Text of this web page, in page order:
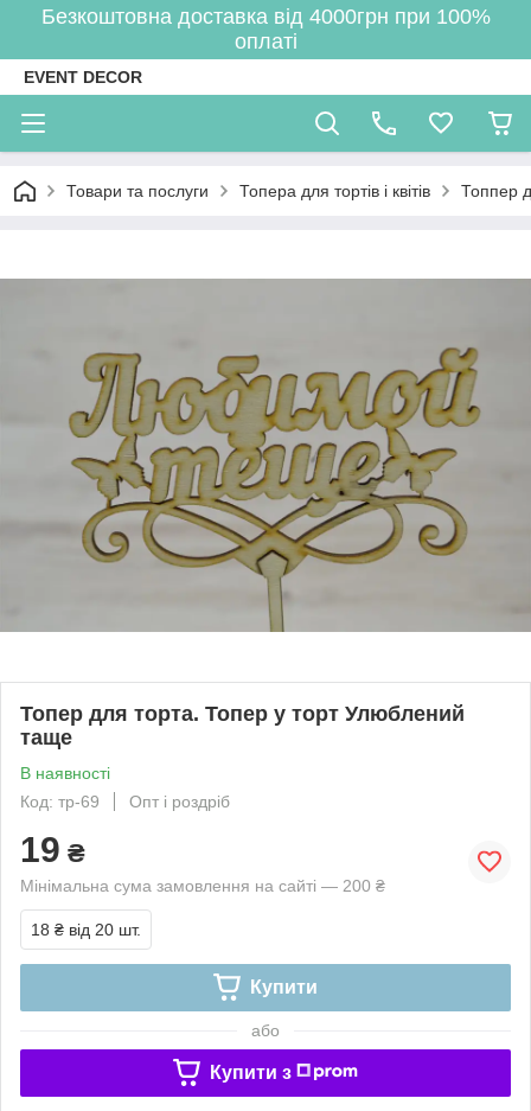
Безкоштовна доставка від 4000грн при 100%
оплаті
EVENT DECOR
Товари та послуги Топера для тортів і квітів Топпер
Топер для торта. Топер у торт Улюблений
таще
В наявності
Код: тр-69
Опт і роздріб
19 ₴
Мінімальна сума замовлення на сайті — 200 ₴
18 ₴ від 20 шт.
Купити
або
Купити з